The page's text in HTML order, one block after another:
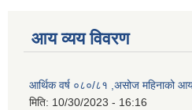
आय व्यय विवरण
आर्थिक वर्ष ०८०/८१ ,असोज महिनाको
मिति: 10/30/2023 - 16:16